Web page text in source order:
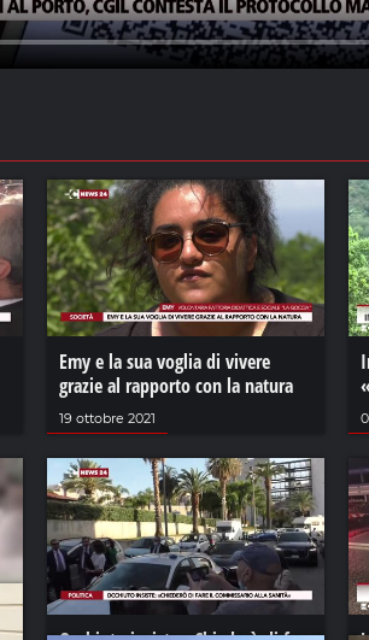
Emy e la sua voglia di vivere
grazie al rapporto con la natura
19 ottobre 2021